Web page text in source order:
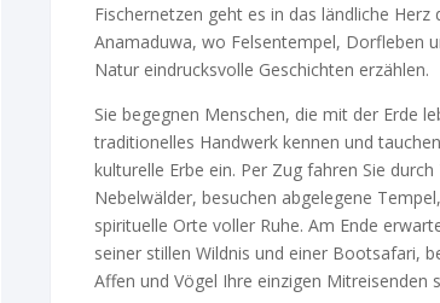
Fischernetzen geht es in das ländliche Herz
Anamaduwa, wo Felsentempel, Dorfleben
Natur eindrucksvolle Geschichten erzählen.
Sie begegnen Menschen, die mit der Erde
traditionelles Handwerk kennen und
kulturelle Erbe ein. Per Zug fahren Sie
Nebelwälder, besuchen abgelegene
spirituelle Orte voller Ruhe. Am Ende
seiner stillen Wildnis und einer Bootsafari,
Affen und Vögel Ihre einzigen Mitreisenden